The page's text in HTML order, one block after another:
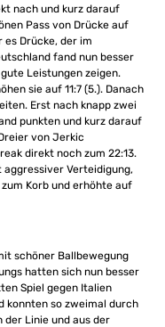
nach und kurz darauf
Pass von Drücke auf
Drücke, der im
fand nun besser
Leistungen zeigen.
sie auf 11:7 (5.). Danach
Erst nach knapp zwei
punkten und kurz darauf
von Jerkic
direkt noch zum 22:13.
Verteidigung,
Korb und erhöhte auf
schöner Ballbewegung
hatten sich nun besser
Spiel gegen Italien
konnten so zweimal durch
der Linie und aus der